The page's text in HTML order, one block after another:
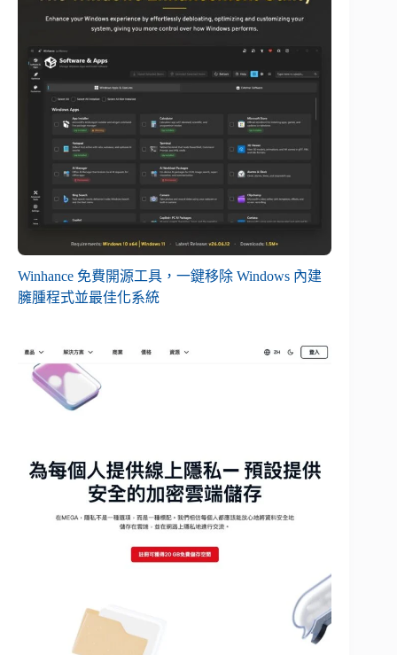
Winhance 免費開源工具，一鍵移除 Windows 內建
臃腫程式並最佳化系統